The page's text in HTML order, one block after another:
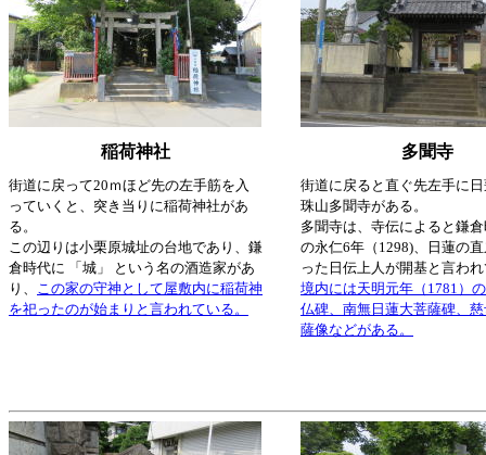
稲荷神社 多聞寺
街道に戻って20ｍほど先の左手筋を入
っていくと、突き当りに稲荷神社があ
る。
この辺りは小栗原城址の台地であり、鎌
倉時代に 「城」 という名の酒造家があ
り、 この家の守神として屋敷内に稲荷神
を祀ったのが始まりと言われている。
街道に戻ると直ぐ先左手に
珠山多聞寺がある。
多聞寺は、寺伝によると鎌
の永仁6年（1298)、日蓮の
った日伝上人が開基と言わ
境内には天明元年（1781）
仏碑、南無日蓮大菩薩碑、
薩像などがある。